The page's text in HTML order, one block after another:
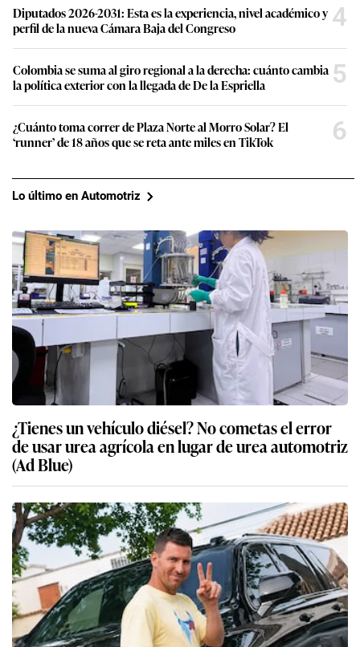
Diputados 2026-2031: Esta es la experiencia, nivel académico y
perfil de la nueva Cámara Baja del Congreso
4
Colombia se suma al giro regional a la derecha: cuánto cambia
la política exterior con la llegada de De la Espriella
5
¿Cuánto toma correr de Plaza Norte al Morro Solar? El
‘runner’ de 18 años que se reta ante miles en TikTok
6
Lo último en Automotriz
¿Tienes un vehículo diésel? No cometas el error
de usar urea agrícola en lugar de urea automotriz
(Ad Blue)